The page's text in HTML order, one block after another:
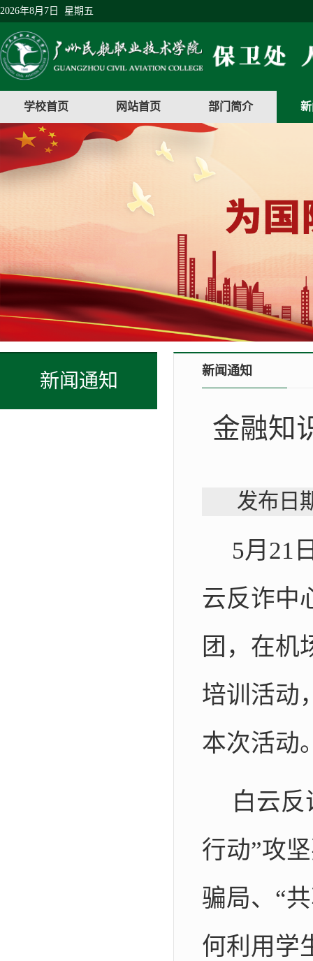
2026年8月7日 星期五
学校首页 网站首页 部门简介
新闻通知 新闻通知
金融知
发布日
5月 21
云反诈中
团，在机
培训活动
本次活动
白云
行动”攻
骗局、“
何利用学